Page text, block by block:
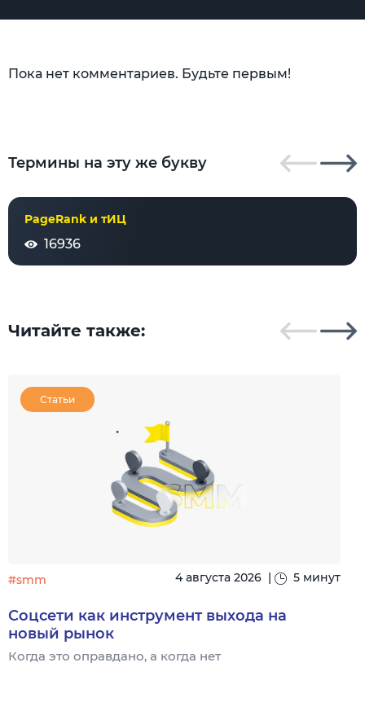
Пока нет комментариев. Будьте первым!
Термины на эту же букву
PageRank и тИЦ
16936
Читайте также:
Статьи
#smm 4 августа 2026 | 5 минут
Соцсети как инструмент выхода на
новый рынок
Когда это оправдано, а когда нет